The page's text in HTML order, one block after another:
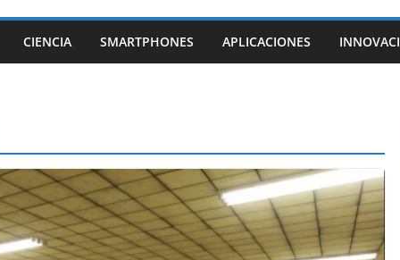
una app
una
CIENCIA SMARTPHONES APLICACIONES